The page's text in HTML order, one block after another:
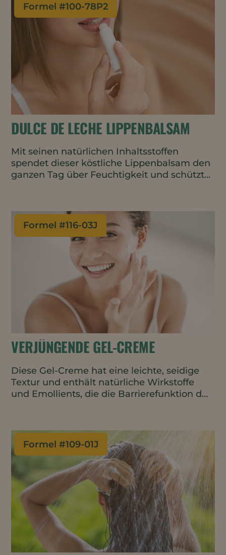
Formel #100-78P2
DULCE DE LECHE LIPPENBALSAM
Mit seinen natürlichen Inhaltsstoffen
spendet dieser köstliche Lippenbalsam den
ganzen Tag über Feuchtigkeit und schützt
wiederholten Auftragen ein.
Formel #116-03J
VERJÜNGENDE GEL-CREME
Diese Gel-Creme hat eine leichte, seidige
Textur und enthält natürliche Wirkstoffe
und Emollients, die die Barrierefunktion der
verzögern. Die im Kaltverfahren hergestellte
Formulierung ist für hitzeempfindliche
Inhaltsstoffe geeignet und verbraucht
weniger Energie bei der Herstellung.
Formel #109-01J